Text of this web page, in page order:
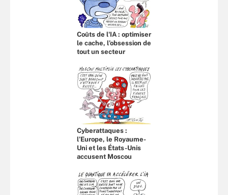
Coûts de l'IA : optimiser
le cache, l’obsession de
tout un secteur
Cyberattaques :
l’Europe, le Royaume-
Uni et les États-Unis
accusent Moscou